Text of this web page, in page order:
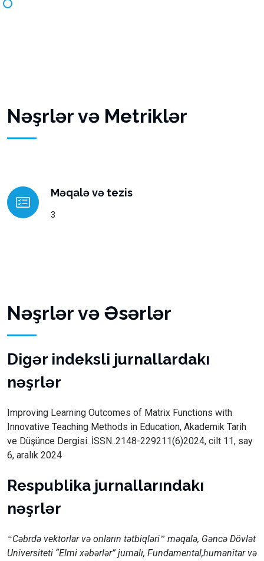
Nəşrlər və Metriklər
Məqalə və tezis
3
Nəşrlər və Əsərlər
Digər indeksli jurnallardakı
nəşrlər
Improving Learning Outcomes of Matrix Functions with
Innovative Teaching Methods in Education, Akademik Tarih
ve Düşünce Dergisi. İSSN..2148-229211(6)2024, cilt 11, say
6, aralık 2024
Respublika jurnallarındakı
nəşrlər
“Cəbrdə vektorlar və onların tətbiqləri” məqalə, Gəncə Dövlət
Universiteti “Elmixəbərlər” jurnalı, Fundamental,humanitar və